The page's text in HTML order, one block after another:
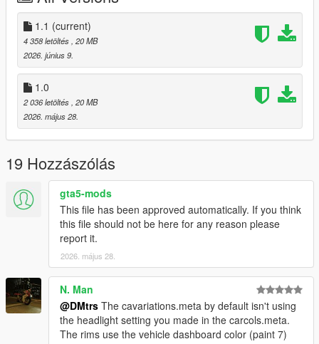
1.1 (current)
4 358 letöltés , 20 MB
2026. június 9.
1.0
2 036 letöltés , 20 MB
2026. május 28.
19 Hozzászólás
gta5-mods
This file has been approved automatically. If you think
this file should not be here for any reason please
report it.
2026. május 28.
N. Man
@DMtrs The cavariations.meta by default isn't using
the headlight setting you made in the carcols.meta.
The rims use the vehicle dashboard color (paint 7)